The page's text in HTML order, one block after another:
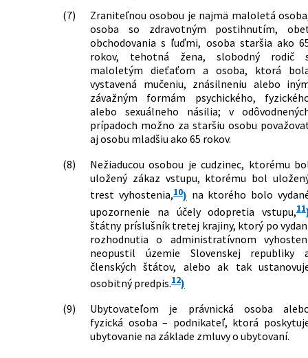
(7)
Zraniteľnou osobou je najmä maloletá
osoba so zdravotným postihnutím,
obchodovania s ľuďmi, osoba staršia ako
rokov, tehotná žena, slobodný rodič
maloletým dieťaťom a osoba, ktorá
vystavená mučeniu, znásilneniu alebo
závažným formám psychického,
alebo sexuálneho násilia; v
prípadoch možno za staršiu osobu
aj osobu mladšiu ako 65 rokov.
(8)
Nežiaducou osobou je cudzinec, ktorému
uložený zákaz vstupu, ktorému bol
trest vyhostenia,10) na ktorého bolo
upozornenie na účely odopretia vstupu,11
štátny príslušník tretej krajiny, ktorý po
rozhodnutia o administratívnom
neopustil územie Slovenskej republiky
členských štátov, alebo ak tak
osobitný predpis.12)
(9)
Ubytovateľom je právnická osoba
fyzická osoba – podnikateľ, ktorá
ubytovanie na základe zmluvy o ubytovaní.